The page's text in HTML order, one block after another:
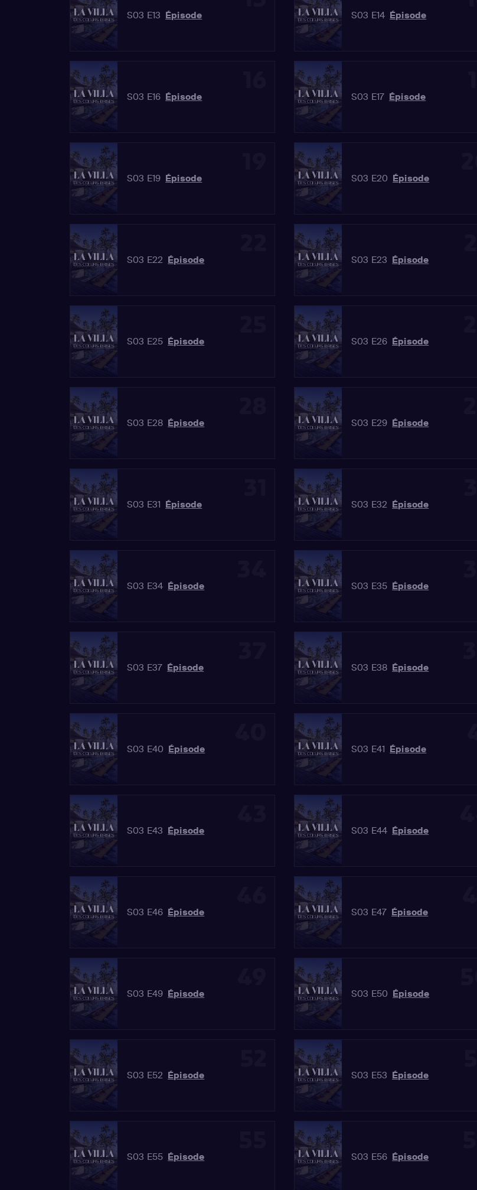
S03 E13 Épisode S03 E14 Épisode
S03 E16 Épisode S03 E17 Épisode
S03 E19 Épisode S03 E20 Épisode
S03 E22 Épisode S03 E23 Épisode
S03 E25 Épisode S03 E26 Épisode
S03 E28 Épisode S03 E29 Épisode
S03 E31 Épisode S03 E32 Épisode
S03 E34 Épisode S03 E35 Épisode
S03 E37 Épisode S03 E38 Épisode
S03 E40 Épisode S03 E41 Épisode
S03 E43 Épisode S03 E44 Épisode
S03 E46 Épisode S03 E47 Épisode
S03 E49 Épisode S03 E50 Épisode
S03 E52 Épisode S03 E53 Épisode
S03 E55 Épisode S03 E56 Épisode